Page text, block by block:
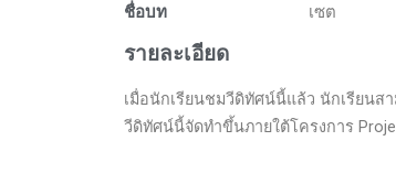
ชื่อบท
เซต
รายละเอียด
เมื่อนักเรียนชมวีดิทัศน์นี้แล้ว นักเรียนส
วีดิทัศน์นี้จัดทำขึ้นภายใต้โครงการ